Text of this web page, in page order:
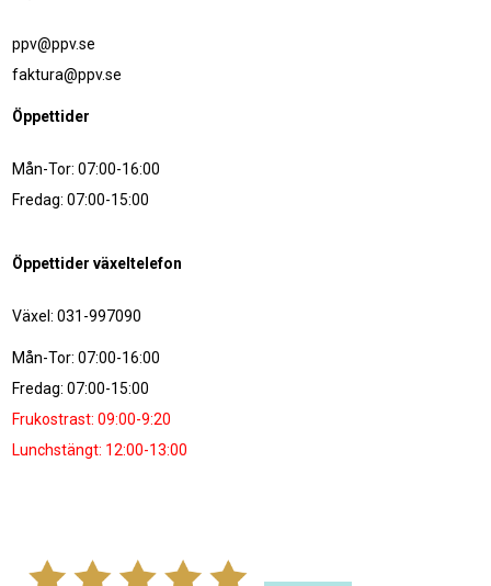
ppv@ppv.se
faktura@ppv.se
Öppettider
Mån-Tor: 07:00-16:00
Fredag: 07:00-15:00
Öppettider växeltelefon
Växel: 031-997090
Mån-Tor: 07:00-16:00
Fredag: 07:00-15:00
Frukostrast: 09:00-9:20
Lunchstängt: 12:00-13:00